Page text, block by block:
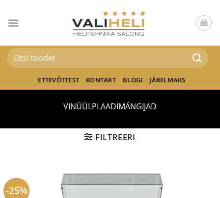
content
Otsi:
ETTEVÕTTEST KONTAKT BLOGI JÄRELMAKS
VINÜÜLPLAADIMÄNGIJAD
FILTREERI
-25%